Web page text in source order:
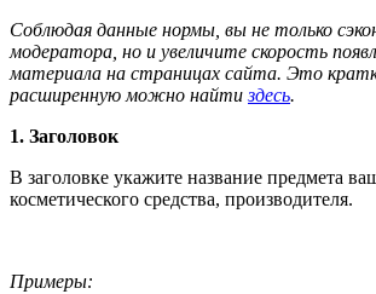
Соблюдая данные нормы, вы не только
модератора, но и увеличите скорость
материала на страницах сайта. Это
расширенную можно найтиздесь.
1. Заголовок
В заголовке укажите название предмета
косметического средства, производителя.
Примеры: